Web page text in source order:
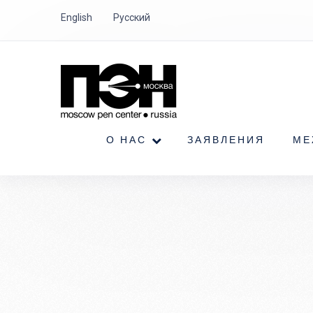
English Русский
О НАС ЗАЯВЛЕНИЯ